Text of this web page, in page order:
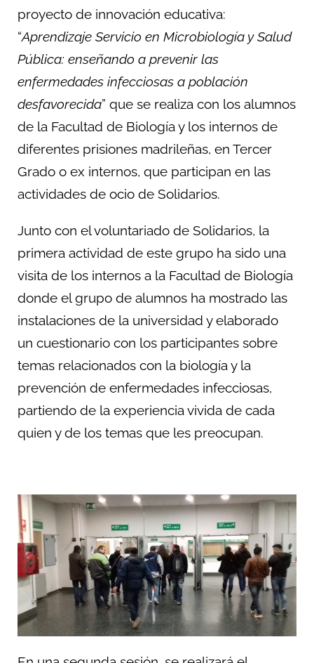
proyecto de innovación educativa:
“Aprendizaje Servicio en Microbiología y Salud
Pública: enseñando a prevenir las
enfermedades infecciosas a población
desfavorecida” que se realiza con los alumnos
de la Facultad de Biología y los internos de
diferentes prisiones madrileñas, en Tercer
Grado o ex internos, que participan en las
actividades de ocio de Solidarios.
Junto con el voluntariado de Solidarios, la
primera actividad de este grupo ha sido una
visita de los internos a la Facultad de Biología
donde el grupo de alumnos ha mostrado las
instalaciones de la universidad y elaborado
un cuestionario con los participantes sobre
temas relacionados con la biología y la
prevención de enfermedades infecciosas,
partiendo de la experiencia vivida de cada
quien y de los temas que les preocupan.